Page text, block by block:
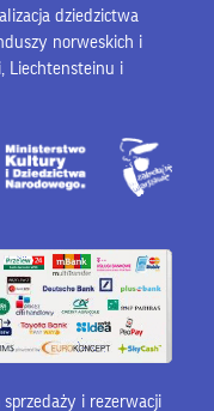
dziedzictwa
norweskich i
Liechtensteinu i
sprzedaży i rezerwacji